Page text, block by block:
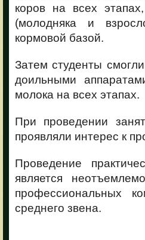
коров на всех
(молодняка и
кормовой базой.
Затем студенты
доильными
молока на всех этапах.
При проведении
проявляли интерес к
Проведение
является
профессиональных
среднего звена.